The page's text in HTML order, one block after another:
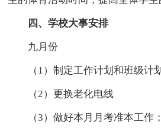
四、学校大事安排
九月份
（1）制定工作计划和班级计
（2）更换老化电线
（3）做好本月月考准本工作；